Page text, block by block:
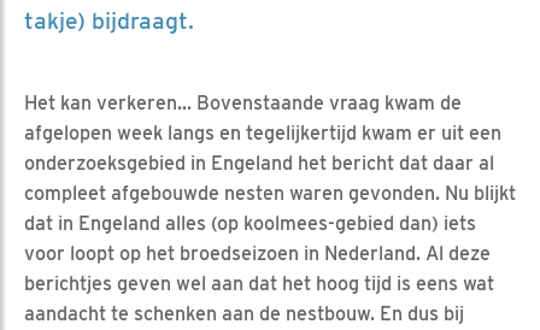
takje) bijdraagt.
Het kan verkeren... Bovenstaande vraag kwam de
afgelopen week langs en tegelijkertijd kwam er uit een
onderzoeksgebied in Engeland het bericht dat daar al
compleet afgebouwde nesten waren gevonden. Nu blijkt
dat in Engeland alles (op koolmees-gebied dan) iets
voor loopt op het broedseizoen in Nederland. Al deze
berichtjes geven wel aan dat het hoog tijd is eens wat
aandacht te schenken aan de nestbouw. En dus bij